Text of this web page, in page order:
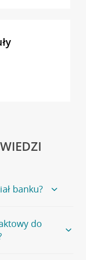
banku?
na
znajduje się
do